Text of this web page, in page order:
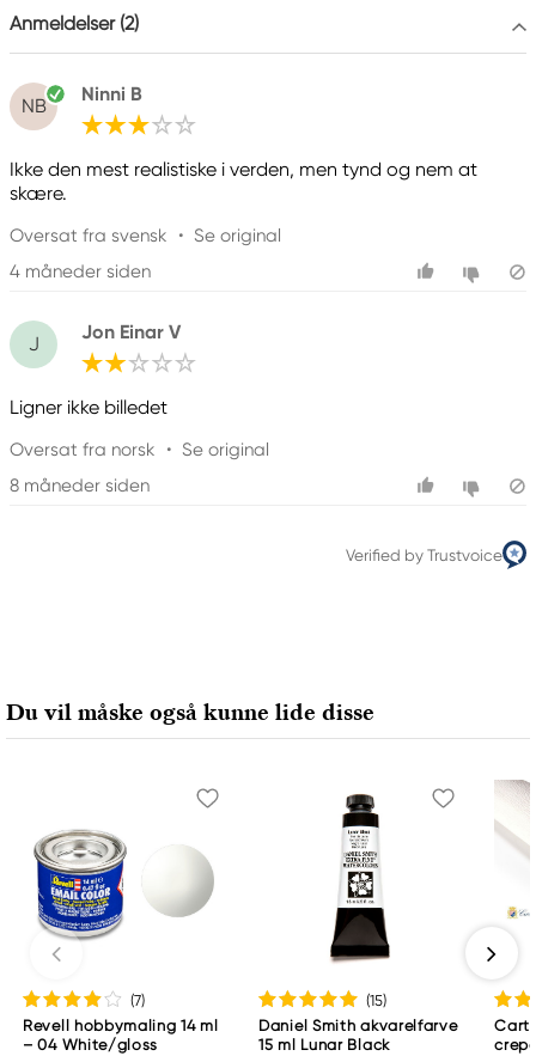
Anmeldelser (2)
NB
Ninni B
Ikke den mest realistiske i verden, men tynd og nem at
skære.
Oversat fra svensk • Se original
4 måneder siden
J
Jon Einar V
Ligner ikke billedet
Oversat fra norsk • Se original
8 måneder siden
Verified by Trustvoice
Du vil måske også kunne lide disse
(7)
Revell hobbymaling 14 ml
– 04 White/gloss
(15)
Daniel Smith akvarelfarve
15 ml Lunar Black